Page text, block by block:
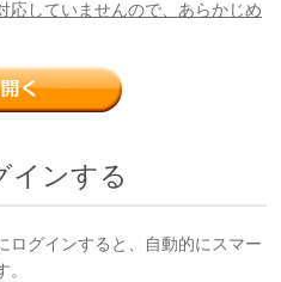
していませんので、あらかじめ
インする
ログインすると、自動的にスマー